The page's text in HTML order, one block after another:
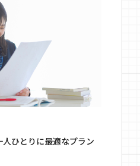
ひとりに最適なプラン